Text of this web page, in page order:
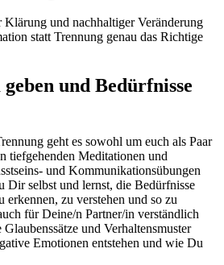
und nachhaltiger Veränderung
statt Trennung genau das Richtige
und Bedürfnisse
geht es sowohl um euch als Paar
tiefgehenden Meditationen und
und Kommunikationsübungen
Dir selbst und lernst, die Bedürfnisse
zu verstehen und so zu
für Deine/n Partner/in verständlich
und Verhaltensmuster
Emotionen entstehen und wie Du